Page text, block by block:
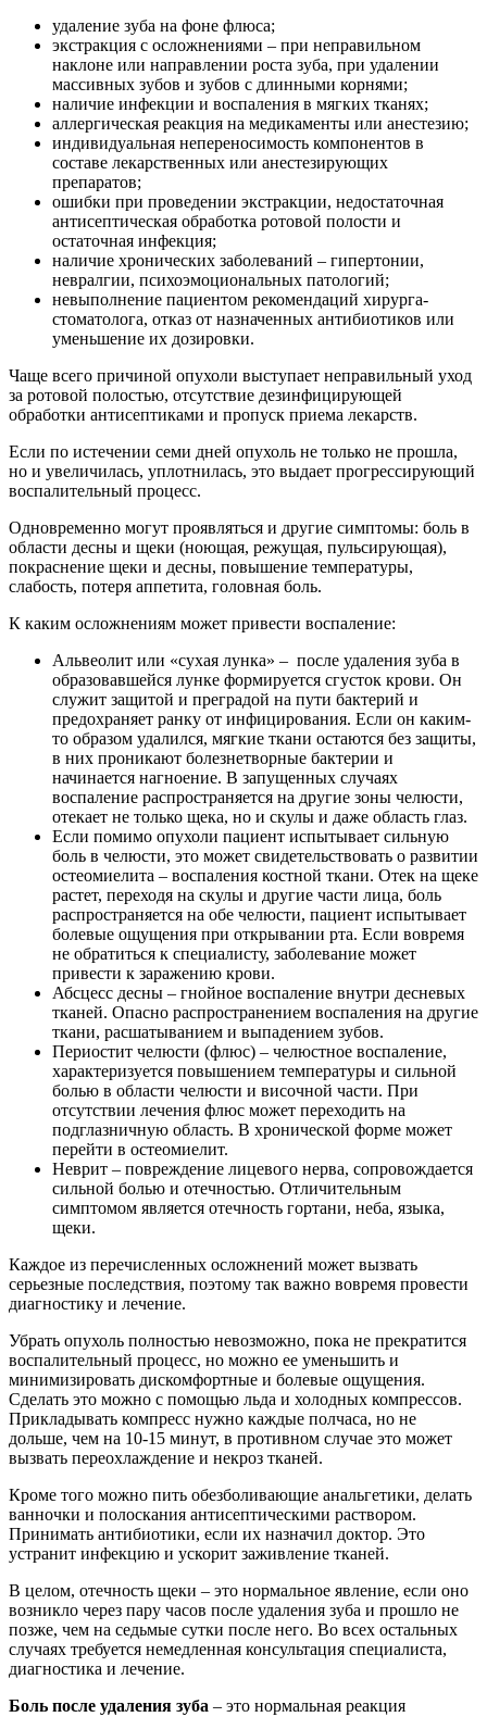
удаление зуба на фоне флюса;
экстракция с осложнениями – при неправильном
наклоне или направлении роста зуба, при удалении
массивных зубов и зубов с длинными корнями;
наличие инфекции и воспаления в мягких тканях;
аллергическая реакция на медикаменты или анестезию;
индивидуальная непереносимость компонентов в
составе лекарственных или анестезирующих
препаратов;
ошибки при проведении экстракции, недостаточная
антисептическая обработка ротовой полости и
остаточная инфекция;
наличие хронических заболеваний – гипертонии,
невралгии, психоэмоциональных патологий;
невыполнение пациентом рекомендаций хирурга-
стоматолога, отказ от назначенных антибиотиков или
уменьшение их дозировки.
Чаще всего причиной опухоли выступает неправильный уход
за ротовой полостью, отсутствие дезинфицирующей
обработки антисептиками и пропуск приема лекарств.
Если по истечении семи дней опухоль не только не прошла,
но и увеличилась, уплотнилась, это выдает прогрессирующий
воспалительный процесс.
Одновременно могут проявляться и другие симптомы: боль в
области десны и щеки (ноющая, режущая, пульсирующая),
покраснение щеки и десны, повышение температуры,
слабость, потеря аппетита, головная боль.
К каким осложнениям может привести воспаление:
Альвеолит или «сухая лунка» – после удаления зуба в
образовавшейся лунке формируется сгусток крови. Он
служит защитой и преградой на пути бактерий и
предохраняет ранку от инфицирования. Если он каким-
то образом удалился, мягкие ткани остаются без защиты,
в них проникают болезнетворные бактерии и
начинается нагноение. В запущенных случаях
воспаление распространяется на другие зоны челюсти,
отекает не только щека, но и скулы и даже область глаз.
Если помимо опухоли пациент испытывает сильную
боль в челюсти, это может свидетельствовать о развитии
остеомиелита – воспаления костной ткани. Отек на щеке
растет, переходя на скулы и другие части лица, боль
распространяется на обе челюсти, пациент испытывает
болевые ощущения при открывании рта. Если вовремя
не обратиться к специалисту, заболевание может
привести к заражению крови.
Абсцесс десны – гнойное воспаление внутри десневых
тканей. Опасно распространением воспаления на другие
ткани, расшатыванием и выпадением зубов.
Периостит челюсти (флюс) – челюстное воспаление,
характеризуется повышением температуры и сильной
болью в области челюсти и височной части. При
отсутствии лечения флюс может переходить на
подглазничную область. В хронической форме может
перейти в остеомиелит.
Неврит – повреждение лицевого нерва, сопровождается
сильной болью и отечностью. Отличительным
симптомом является отечность гортани, неба, языка,
щеки.
Каждое из перечисленных осложнений может вызвать
серьезные последствия, поэтому так важно вовремя провести
диагностику и лечение.
Убрать опухоль полностью невозможно, пока не прекратится
воспалительный процесс, но можно ее уменьшить и
минимизировать дискомфортные и болевые ощущения.
Сделать это можно с помощью льда и холодных компрессов.
Прикладывать компресс нужно каждые полчаса, но не
дольше, чем на 10-15 минут, в противном случае это может
вызвать переохлаждение и некроз тканей.
Кроме того можно пить обезболивающие анальгетики, делать
ванночки и полоскания антисептическими раствором.
Принимать антибиотики, если их назначил доктор. Это
устранит инфекцию и ускорит заживление тканей.
В целом, отечность щеки – это нормальное явление, если оно
возникло через пару часов после удаления зуба и прошло не
позже, чем на седьмые сутки после него. Во всех остальных
случаях требуется немедленная консультация специалиста,
диагностика и лечение.
Боль после удаления зуба – это нормальная реакция